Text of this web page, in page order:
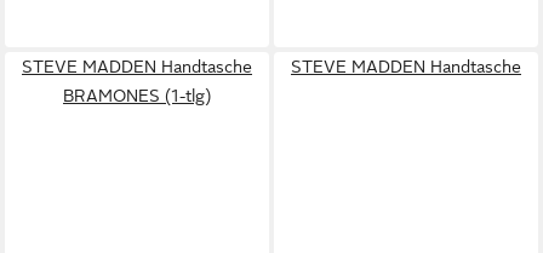
STEVE MADDEN Handtasche
BRAMONES (1-tlg)
STEVE MADDEN Handtasche